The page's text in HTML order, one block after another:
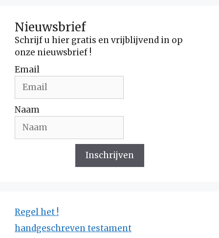
Nieuwsbrief
Schrijf u hier gratis en vrijblijvend in op
onze nieuwsbrief !
Email
Naam
Inschrijven
Regel het !
handgeschreven testament